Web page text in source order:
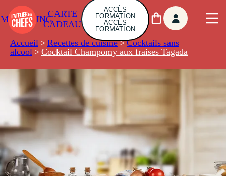
CARTE
CADEAU
ACCÈS
FORMATION
ACCÈS
FORMATION
Accueil > Recettes de cuisine > Cocktails sans
alcool > Cocktail Champomy aux fraises Tagada